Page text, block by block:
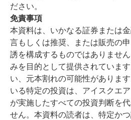
ださい。
免責事項
本資料は、いかなる証券または
言もしくは推奨、または販売の
誘を構成するものではありませ
みを目的として提供されていま
い、元本割れの可能性がありま
いる特定の投資は、アイスクエ
が実施したすべての投資判断を
せん。本資料の読者は、特定か